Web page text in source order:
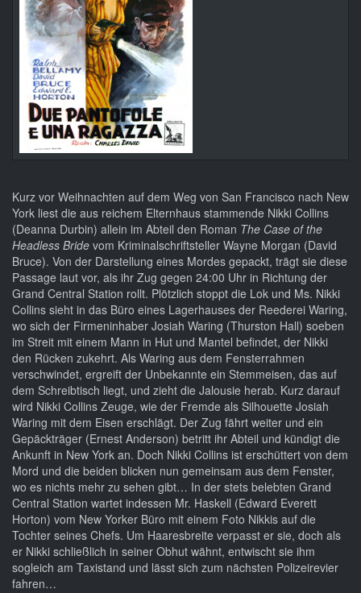
Kurz vor Weihnachten auf dem Weg von San Francisco nach New
York liest die aus reichem Elternhaus stammende Nikki Collins
(Deanna Durbin) allein im Abteil den Roman The Case of the
Headless Bride vom Kriminalschriftsteller Wayne Morgan (David
Bruce). Von der Darstellung eines Mordes gepackt, trägt sie diese
Passage laut vor, als ihr Zug gegen 24:00 Uhr in Richtung der
Grand Central Station rollt. Plötzlich stoppt die Lok und Ms. Nikki
Collins sieht in das Büro eines Lagerhauses der Reederei Waring,
wo sich der Firmeninhaber Josiah Waring (Thurston Hall) soeben
im Streit mit einem Mann in Hut und Mantel befindet, der Nikki
den Rücken zukehrt. Als Waring aus dem Fensterrahmen
verschwindet, ergreift der Unbekannte ein Stemmeisen, das auf
dem Schreibtisch liegt, und zieht die Jalousie herab. Kurz darauf
wird Nikki Collins Zeuge, wie der Fremde als Silhouette Josiah
Waring mit dem Eisen erschlägt. Der Zug fährt weiter und ein
Gepäckträger (Ernest Anderson) betritt ihr Abteil und kündigt die
Ankunft in New York an. Doch Nikki Collins ist erschüttert von dem
Mord und die beiden blicken nun gemeinsam aus dem Fenster,
wo es nichts mehr zu sehen gibt… In der stets belebten Grand
Central Station wartet indessen Mr. Haskell (Edward Everett
Horton) vom New Yorker Büro mit einem Foto Nikkis auf die
Tochter seines Chefs. Um Haaresbreite verpasst er sie, doch als
er Nikki schließlich in seiner Obhut wähnt, entwischt sie ihm
sogleich am Taxistand und lässt sich zum nächsten Polizeirevier
fahren…